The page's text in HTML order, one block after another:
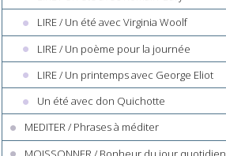
LIRE / Un été avec Virginia Woolf
LIRE / Un poème pour la journée
LIRE / Un printemps avec George Eliot
Un été avec don Quichotte
MEDITER / Phrases à méditer